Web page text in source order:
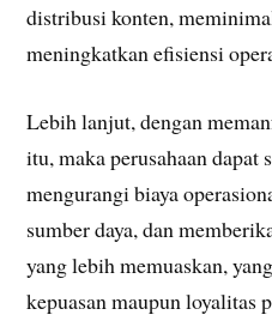
distribusi konten,
meningkatkan efisiensi
Lebih lanjut, dengan
itu, maka perusahaan dapat
mengurangi biaya
sumber daya, dan
yang lebih memuaskan,
kepuasan maupun loyalitas